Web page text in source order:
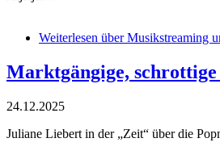
Weiterlesen über Musikstreaming
Marktgängige,
24.12.2025
Juliane Liebert in der „Zeit“ über die